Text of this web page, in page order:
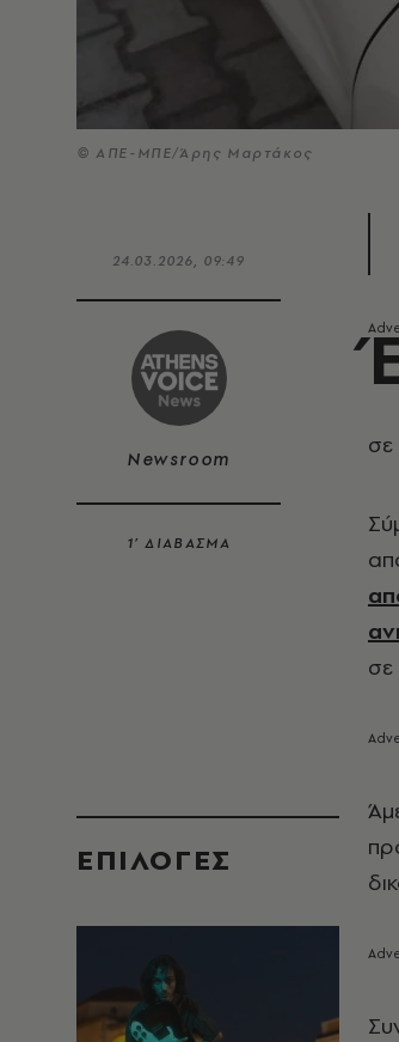
© ΑΠΕ-ΜΠΕ/Άρης Μαρτάκος
24.03.2026, 09:49
Newsroom
1’ ΔΙΑΒΑΣΜΑ
EΠΙΛΟΓΈΣ
σε
σε